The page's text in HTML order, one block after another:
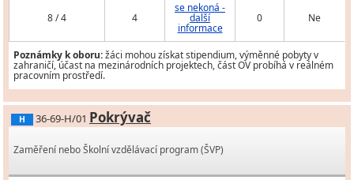
8 / 4 4
se nekoná -
další
informace
0 Ne
Poznámky k oboru:žáci mohou získat stipendium, výměnné pobyty v
zahraničí, účast na mezinárodních projektech, část OV probíhá v reálném
pracovním prostředí.
H 36-69-H/01 Pokrývač
Zaměření nebo Školní vzdělávací program (ŠVP)